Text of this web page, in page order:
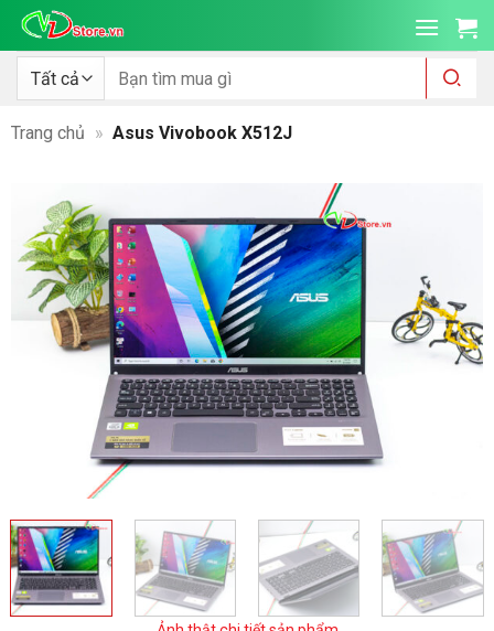
qua
dung
Tìm
kiếm:
Trang chủ » Asus Vivobook X512J